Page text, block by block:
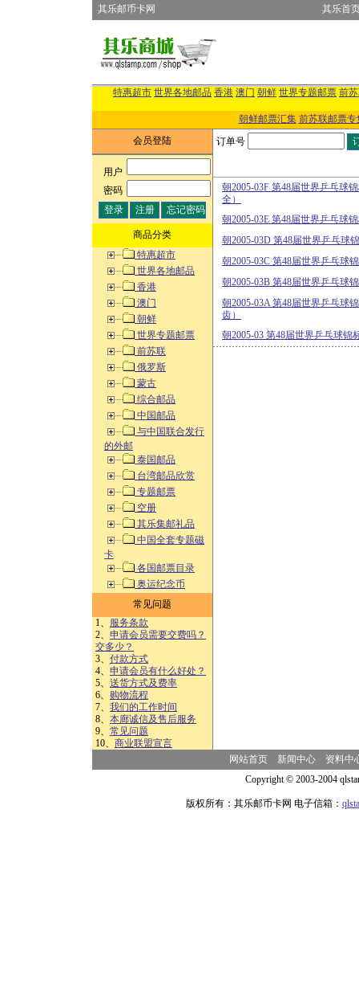
其乐邮币卡网 其乐首
特惠超市 世界各地邮品 香港 澳门 朝鲜 世界专题邮票 前
朝鲜邮票汇集 前苏联邮票专
会员登陆
用户:
密码:
商品分类
特惠超市
世界各地邮品
香港
澳门
朝鲜
世界专题邮票
前苏联
俄罗斯
蒙古
综合邮品
中国邮品
与中国联合发行
的外邮
泰国邮品
台湾邮品欣赏
专题邮票
空册
其乐集邮礼品
中国全套专题磁
卡
各国邮票目录
奥运纪念币
常见问题
1、 服务条款
2、 申请会员需要交费吗？
交多少？
3、 付款方式
4、 申请会员有什么好处？
5、 送货方式及费率
6、 购物流程
7、 我们的工作时间
8、 本廊诚信及售后服务
9、 常见问题
10、 商业联盟宣言
订单号
朝2005-03F 第48届世界乒乓球
全）
朝2005-03E 第48届世界乒乓球
朝2005-03D 第48届世界乒乓球
朝2005-03C 第48届世界乒乓球
朝2005-03B 第48届世界乒乓球
朝2005-03A 第48届世界乒乓球
齿）
朝2005-03 第48届世界乒乓球
网站首页 新闻中心
资料中
Copyright © 2003-2004
版权所有：其乐邮币卡网 电子信箱：